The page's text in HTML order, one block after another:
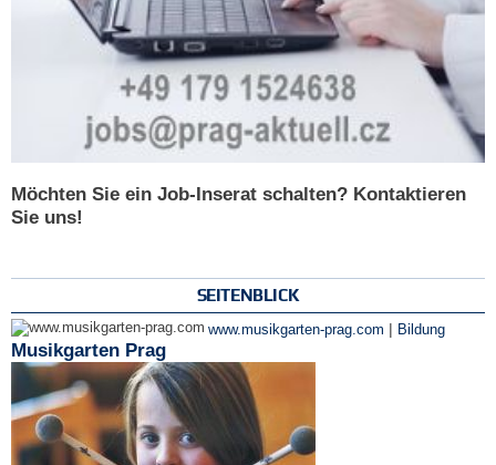
Möchten Sie ein Job-Inserat schalten? Kontaktieren
Sie uns!
SEITENBLICK
www.musikgarten-prag.com | Bildung
Musikgarten Prag